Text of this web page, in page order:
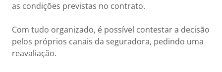
as condições previstas no contrato.
Com tudo organizado, é possível contestar a decisão
pelos próprios canais da seguradora, pedindo uma
reavaliação.